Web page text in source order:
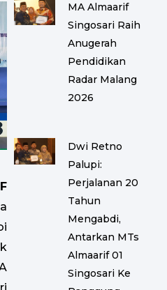
MA Almaarif
Singosari Raih
Anugerah
Pendidikan
Radar Malang
2026
Dwi Retno
Palupi:
Perjalanan 20
Tahun
Mengabdi,
Antarkan MTs
Almaarif 01
Singosari Ke